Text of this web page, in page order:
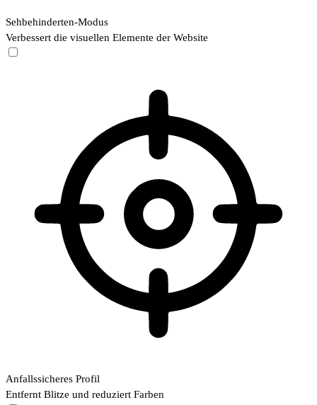
Sehbehinderten-Modus
Verbessert die visuellen Elemente der Website
Anfallssicheres Profil
Entfernt Blitze und reduziert Farben